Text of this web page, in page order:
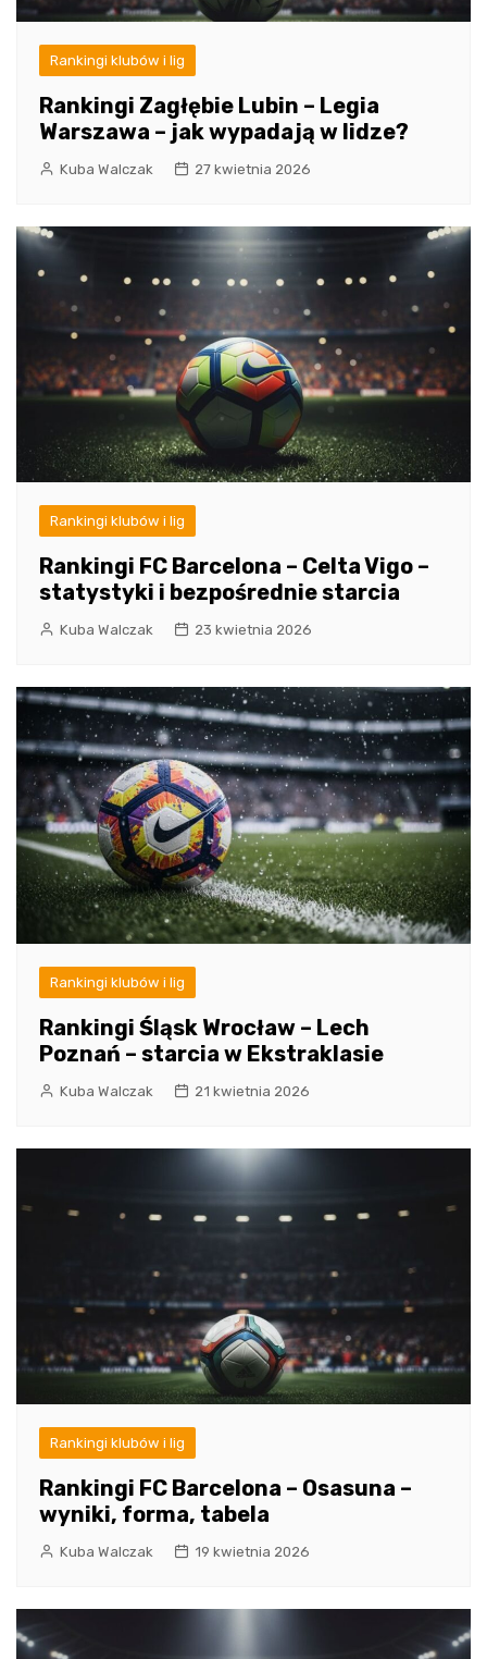
Rankingi klubów i lig
Rankingi Zagłębie Lubin – Legia
Warszawa – jak wypadają w lidze?
Kuba Walczak 27 kwietnia 2026
Rankingi klubów i lig
Rankingi FC Barcelona – Celta Vigo –
statystyki i bezpośrednie starcia
Kuba Walczak 23 kwietnia 2026
Rankingi klubów i lig
Rankingi Śląsk Wrocław – Lech
Poznań – starcia w Ekstraklasie
Kuba Walczak 21 kwietnia 2026
Rankingi klubów i lig
Rankingi FC Barcelona – Osasuna –
wyniki, forma, tabela
Kuba Walczak 19 kwietnia 2026